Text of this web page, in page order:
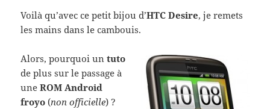
Voilà qu’avec ce petit bijou d’HTC Desire, je remets
les mains dans le cambouis.
Alors, pourquoi untuto
de plus sur le passage à
uneROM Android
froyo (non officielle) ?